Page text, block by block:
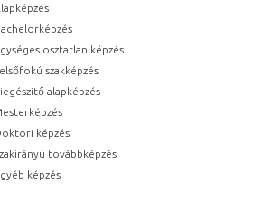
osztatlan képzés
szakképzés
alapképzés
képzés
továbbképzés
képzés